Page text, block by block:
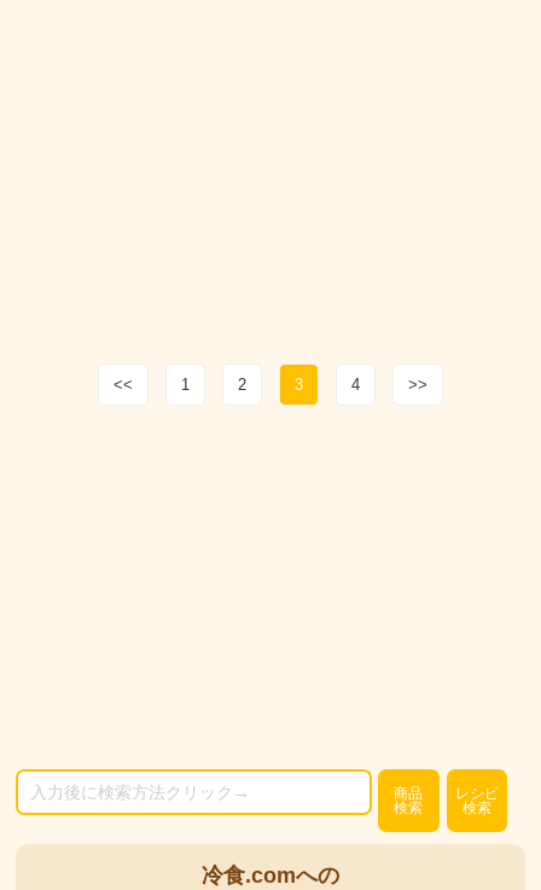
<< 1 2 3 4 >>
商品
検索
レシピ
検索
冷食.comへの